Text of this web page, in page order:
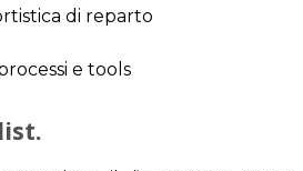
di reparto
e tools